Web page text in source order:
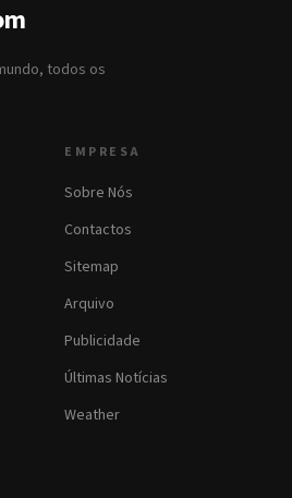
todos os
EMPRESA
Sobre Nós
Contactos
Sitemap
Arquivo
Publicidade
Últimas Notícias
Weather